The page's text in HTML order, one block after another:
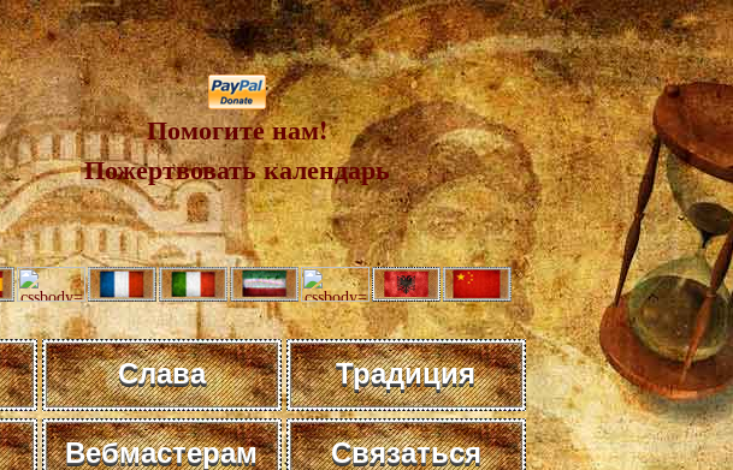
Помогите нам!
Пожертвовать календарь
Слава Традиция
Вебмастерам Связаться